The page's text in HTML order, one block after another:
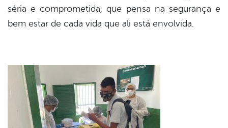
séria e comprometida, que pensa na segurança e
bem estar de cada vida que ali está envolvida.